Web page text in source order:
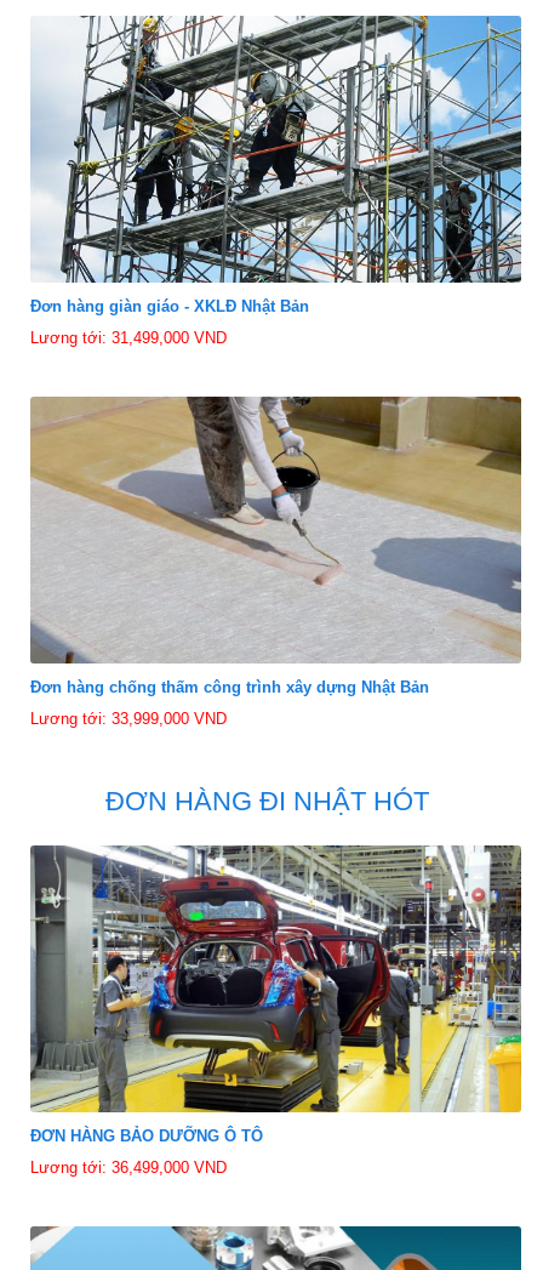
Đơn hàng giàn giáo - XKLĐ Nhật Bản
Lương tới: 31,499,000 VND
Đơn hàng chống thấm công trình xây dựng Nhật Bản
Lương tới: 33,999,000 VND
ĐƠN HÀNG ĐI NHẬT HÓT
ĐƠN HÀNG BẢO DƯỠNG Ô TÔ
Lương tới: 36,499,000 VND